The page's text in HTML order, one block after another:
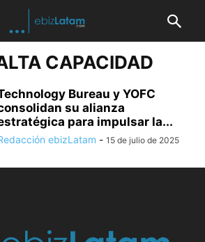
CAPACIDAD
Bureau y YOFC
su alianza
para impulsar la...
ebizLatam - 15 de julio de 2025